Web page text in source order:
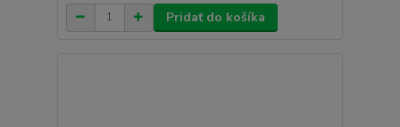
Pridať do košíka